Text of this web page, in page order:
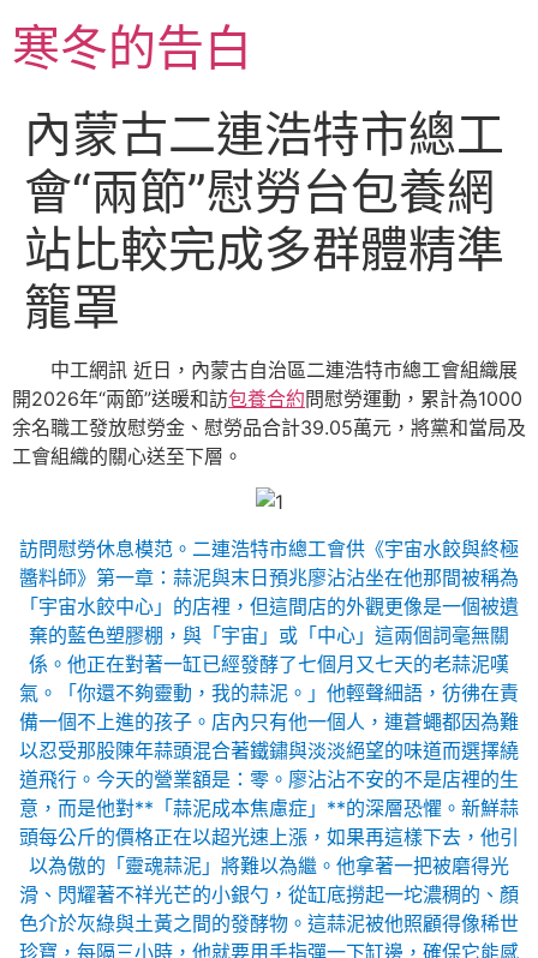
至
主寒冬的告白
內蒙古二連浩特市總工
會“兩節”慰勞台包養網
站比較完成多群體精準
籠罩
中工網訊 近日，內蒙古自治區二連浩特市總工會組織展
開2026年“兩節”送暖和訪包養合約問慰勞運動，累計為1000
余名職工發放慰勞金、慰勞品合計39.05萬元，將黨和當局及
工會組織的關心送至下層。
訪問慰勞休息模范。二連浩特市總工會供《宇宙水餃與終極
醬料師》第一章：蒜泥與末日預兆廖沾沾坐在他那間被稱為
「宇宙水餃中心」的店裡，但這間店的外觀更像是一個被遺
棄的藍色塑膠棚，與「宇宙」或「中心」這兩個詞毫無關
係。他正在對著一缸已經發酵了七個月又七天的老蒜泥嘆
氣。「你還不夠靈動，我的蒜泥。」他輕聲細語，彷彿在責
備一個不上進的孩子。店內只有他一個人，連蒼蠅都因為難
以忍受那股陳年蒜頭混合著鐵鏽與淡淡絕望的味道而選擇繞
道飛行。今天的營業額是：零。廖沾沾不安的不是店裡的生
意，而是他對**「蒜泥成本焦慮症」**的深層恐懼。新鮮蒜
頭每公斤的價格正在以超光速上漲，如果再這樣下去，他引
以為傲的「靈魂蒜泥」將難以為繼。他拿著一把被磨得光
滑、閃耀著不祥光芒的小銀勺，從缸底撈起一坨濃稠的、顏
色介於灰綠與土黃之間的發酵物。這蒜泥被他照顧得像稀世
珍寶，每隔三小時，他就要用手指彈一下缸邊，確保它能感